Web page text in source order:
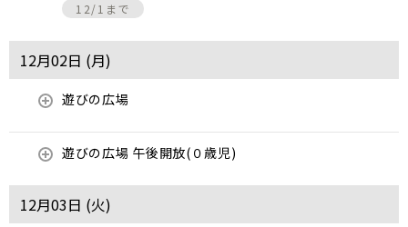
12/1まで
12月02日 (月)
遊びの広場
遊びの広場 午後開放(０歳児)
12月03日 (火)